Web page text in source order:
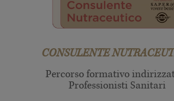
CONSULENTE
Percorso formativo
Professionisti Sanitari